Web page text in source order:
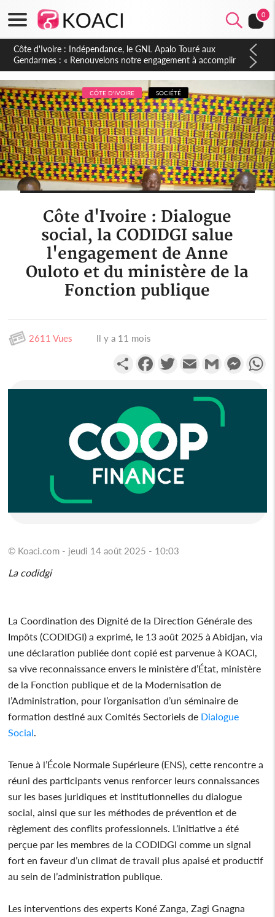
0
Sierra Leone : Un projet de réforme constitutionnelle en
gestation, points clés des amendements, un exclu d'avance
CÔTE D'IVOIRE SOCIÉTÉ
Côte d'Ivoire : Dialogue
social, la CODIDGI salue
l'engagement de Anne
Ouloto et du ministère de la
Fonction publique
2611 Vues Il y a 11 mois
PartagerFacebookTwitterEmail Gmail
© Koaci.com - jeudi 14 août 2025 - 10:03
La codidgi
La Coordination des Dignité de la Direction Générale des
Impôts (CODIDGI) a exprimé, le 13 août 2025 à Abidjan, via
une déclaration publiée dont copié est parvenue à KOACI,
sa vive reconnaissance envers le ministère d’État, ministère
de la Fonction publique et de la Modernisation de
l’Administration, pour l’organisation d’un séminaire de
formation destiné aux Comités Sectoriels de Dialogue
Social
Tenue à l’École Normale Supérieure (ENS), cette rencontre a
réuni des participants venus renforcer leurs connaissances
sur les bases juridiques et institutionnelles du dialogue
social, ainsi que sur les méthodes de prévention et de
règlement des conflits professionnels. L’initiative a été
perçue par les membres de la CODIDGI comme un signal
fort en faveur d’un climat de travail plus apaisé et productif
au sein de l’administration publique.
Les interventions des experts Koné Zanga, Zagi Gnagna